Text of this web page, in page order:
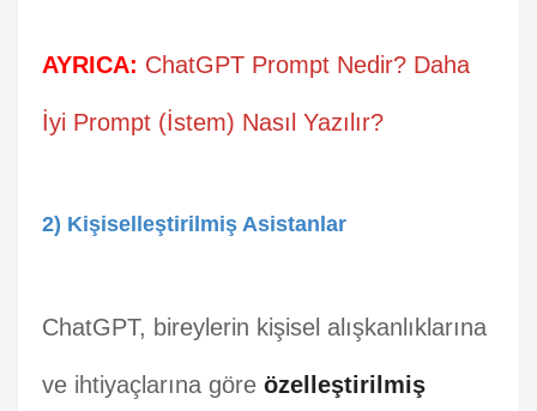
AYRICA: ChatGPT Prompt Nedir? Daha
İyi Prompt (İstem) Nasıl Yazılır?
2) Kişiselleştirilmiş Asistanlar
ChatGPT, bireylerin kişisel alışkanlıklarına
ve ihtiyaçlarına göre özelleştirilmiş